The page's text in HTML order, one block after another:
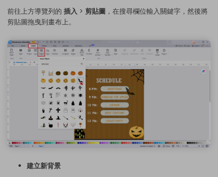
點擊下載並使用此範本。
這個eddx檔案需要在 EdrawMax 中開啟。
如果你還沒有 EdrawMax，可以從EdrawMax
版本。
你也可以從 EdrawMax Online免費試用線上版
前往上方導覽列的 插入 > 剪貼圖 ，在搜尋欄位輸入關鍵字，然後將
剪貼圖拖曳到畫布上。
建立新背景